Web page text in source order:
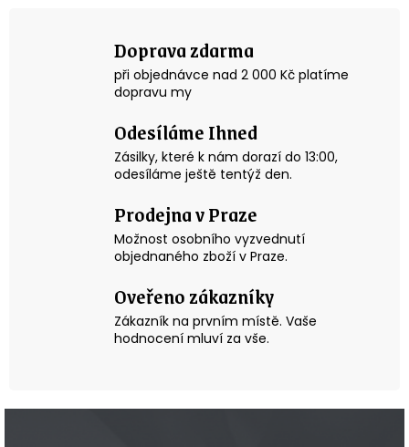
í
p
r
k
y
v
ý
i
s
u
v
á
n
Doprava zdarma
při objednávce nad 2 000 Kč platíme
dopravu my
Odesíláme Ihned
Zásilky, které k nám dorazí do 13:00,
odesíláme ještě tentýž den.
Prodejna v Praze
Možnost osobního vyzvednutí
objednaného zboží v Praze.
Oveřeno zákazníky
Zákazník na prvním místě. Vaše
hodnocení mluví za vše.